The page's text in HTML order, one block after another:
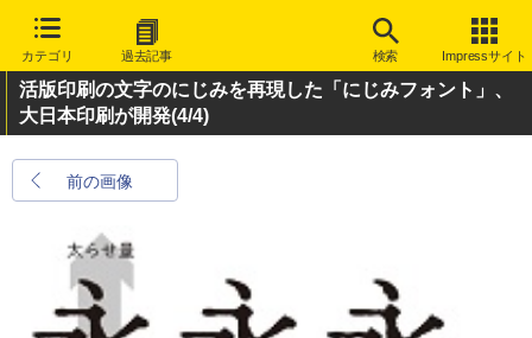
カテゴリ 過去記事 検索 Impressサイト
活版印刷の文字のにじみを再現した「にじみフォント」、
大日本印刷が開発(4/4)
前の画像